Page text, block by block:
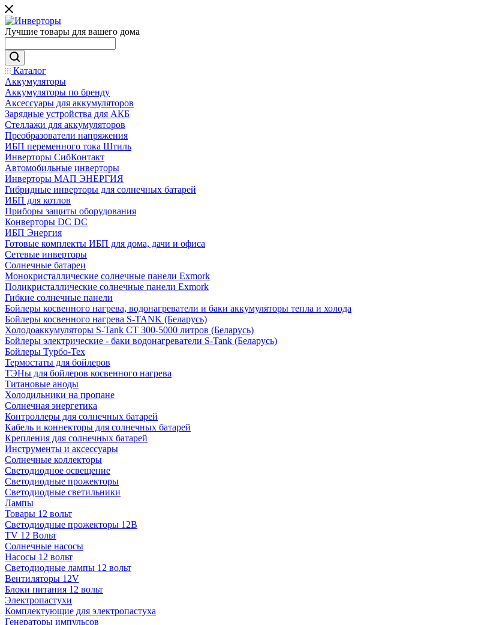
Лучшие товары для вашего дома
Каталог
Аккумуляторы
Аккумуляторы по бренду
Аксессуары для аккумуляторов
Зарядные устройства для АКБ
Стеллажи для аккумуляторов
Преобразователи напряжения
ИБП переменного тока Штиль
Инверторы СибКонтакт
Автомобильные инверторы
Инверторы МАП ЭНЕРГИЯ
Гибридные инверторы для солнечных батарей
ИБП для котлов
Приборы защиты оборудования
Конверторы DC DC
ИБП Энергия
Готовые комплекты ИБП для дома, дачи и офиса
Сетевые инверторы
Солнечные батареи
Монокристаллические солнечные панели Exmork
Поликристаллические солнечные панели Exmork
Гибкие солнечные панели
Бойлеры косвенного нагрева, водонагреватели и баки аккумуляторы тепла и холода
Бойлеры косвенного нагрева S-TANK (Беларусь)
Холодоаккумуляторы S-Tank СТ 300-5000 литров (Беларусь)
Бойлеры электрические - баки водонагреватели S-Tank (Беларусь)
Бойлеры Турбо-Тех
Термостаты для бойлеров
ТЭНы для бойлеров косвенного нагрева
Титановые аноды
Холодильники на пропане
Солнечная энергетика
Контроллеры для солнечных батарей
Кабель и коннекторы для солнечных батарей
Крепления для солнечных батарей
Инструменты и аксессуары
Солнечные коллекторы
Светодиодное освещение
Светодиодные прожекторы
Светодиодные светильники
Лампы
Товары 12 вольт
Светодиодные прожекторы 12В
TV 12 Вольт
Солнечные насосы
Насосы 12 вольт
Светодиодные лампы 12 вольт
Вентиляторы 12V
Блоки питания 12 вольт
Электропастухи
Комплектующие для электропастуха
Генераторы импульсов